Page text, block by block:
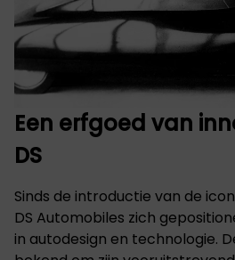
Een erfgoed van
DS
Sinds de introductie van de
DS Automobiles zich
in autodesign en technologie.